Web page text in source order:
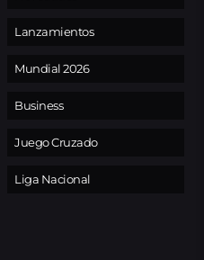
Lanzamientos
Mundial 2026
Business
Juego Cruzado
Liga Nacional